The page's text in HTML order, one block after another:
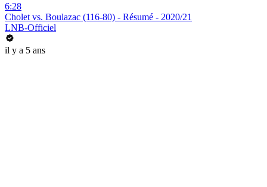
6:28
Cholet vs. Boulazac (116-80) - Résumé - 2020/21
LNB-Officiel
il y a 5 ans